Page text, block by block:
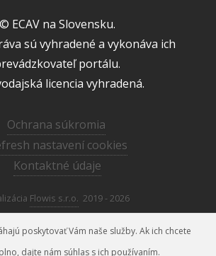
© ECAV na Slovensku.
sú vyhradené a vykonáva ich
portálu.
licencia vyhradená.
Ochrana súkromia
nastavení cookies
Kontaktné údaje
Flowis s.r.o. 2019 - 2026
poskytovať Vám naše služby. Ak ich chcete
dajte nám súhlas s ich používaním.